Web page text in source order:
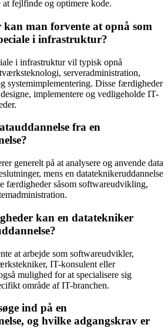
fejlfinde og optimere kode.
man forvente at opnå som
i infrastruktur?
i infrastruktur vil typisk opnå
serveradministration,
systemimplementering. Disse færdigheder
implementere og vedligeholde IT-
fra en
generelt på at analysere og anvende data
mens en datateknikeruddannelse
færdigheder såsom softwareudvikling,
kan en datatekniker
at arbejde som softwareudvikler,
IT-konsulent eller
mulighed for at specialisere sig
område af IT-branchen.
ind på en
og hvilke adgangskrav er